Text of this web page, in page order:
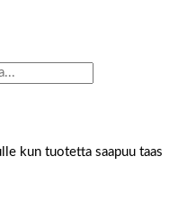
kun tuotetta saapuu taas